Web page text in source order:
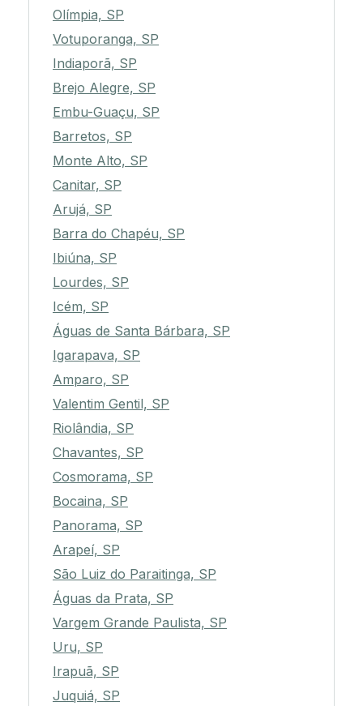
Olímpia, SP
Votuporanga, SP
Indiaporã, SP
Brejo Alegre, SP
Embu-Guaçu, SP
Barretos, SP
Monte Alto, SP
Canitar, SP
Arujá, SP
Barra do Chapéu, SP
Ibiúna, SP
Lourdes, SP
Icém, SP
Águas de Santa Bárbara, SP
Igarapava, SP
Amparo, SP
Valentim Gentil, SP
Riolândia, SP
Chavantes, SP
Cosmorama, SP
Bocaina, SP
Panorama, SP
Arapeí, SP
São Luiz do Paraitinga, SP
Águas da Prata, SP
Vargem Grande Paulista, SP
Uru, SP
Irapuã, SP
Juquiá, SP